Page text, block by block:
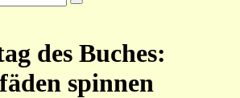
des Buches:
spinnen